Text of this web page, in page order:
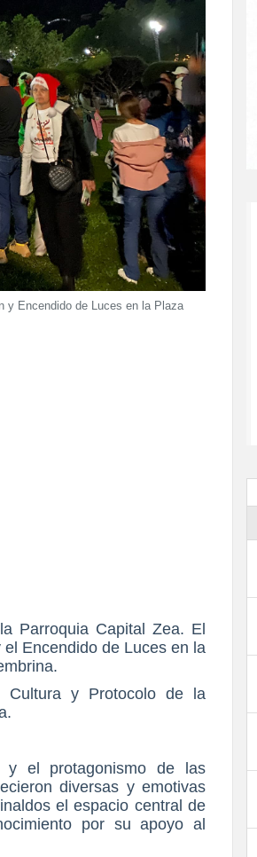
y Encendido de Luces en la Plaza
Parroquia Capital Zea. El
Encendido de Luces en la
Cultura y Protocolo de la
y el protagonismo de las
diversas y emotivas
el espacio central de
por su apoyo al